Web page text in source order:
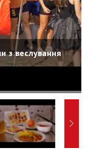
з веслування